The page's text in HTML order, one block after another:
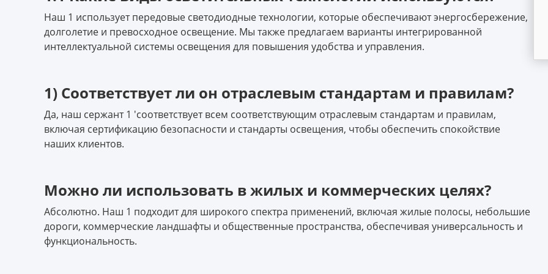
Наш 1 использует передовые светодиодные технологии, которые обеспечивают энергосбережение,
долголетие и превосходное освещение. Мы также предлагаем варианты интегрированной
интеллектуальной системы освещения для повышения удобства и управления.
1) Соответствует ли он отраслевым стандартам и правилам?
Да, наш сержант 1 'соответствует всем соответствующим отраслевым стандартам и правилам,
включая сертификацию безопасности и стандарты освещения, чтобы обеспечить спокойствие
наших клиентов.
Можно ли использовать в жилых и коммерческих целях?
Абсолютно. Наш 1 подходит для широкого спектра применений, включая жилые полосы, небольшие
дороги, коммерческие ландшафты и общественные пространства, обеспечивая универсальность и
функциональность.